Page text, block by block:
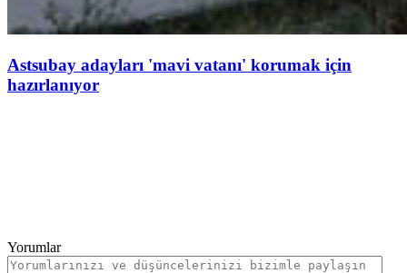
Astsubay adayları 'mavi vatanı' korumak için
hazırlanıyor
Yorumlar